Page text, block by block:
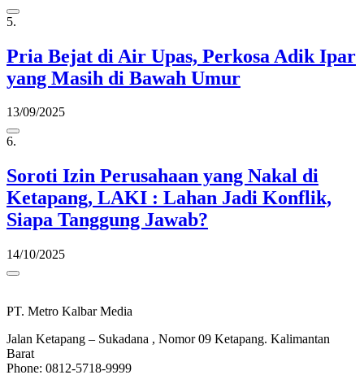
5.
Pria Bejat di Air Upas, Perkosa Adik Ipar
yang Masih di Bawah Umur
13/09/2025
6.
Soroti Izin Perusahaan yang Nakal di
Ketapang, LAKI : Lahan Jadi Konflik,
Siapa Tanggung Jawab?
14/10/2025
PT. Metro Kalbar Media
Jalan Ketapang – Sukadana , Nomor 09 Ketapang. Kalimantan
Barat
Phone: 0812-5718-9999